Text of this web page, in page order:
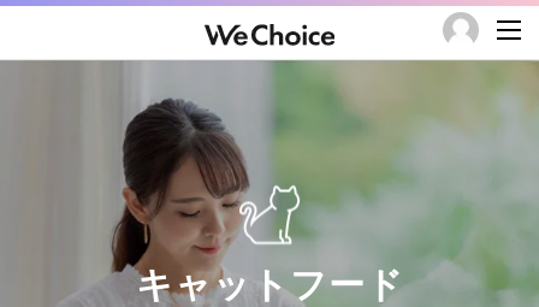
キャットフード